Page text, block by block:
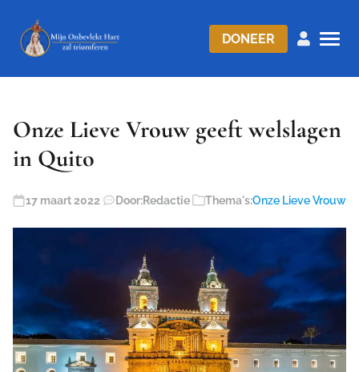
DONEER
Onze Lieve Vrouw geeft welslagen
in Quito
17 maart 2022 Door:Redactie Thema's:Onze Lieve Vrouw